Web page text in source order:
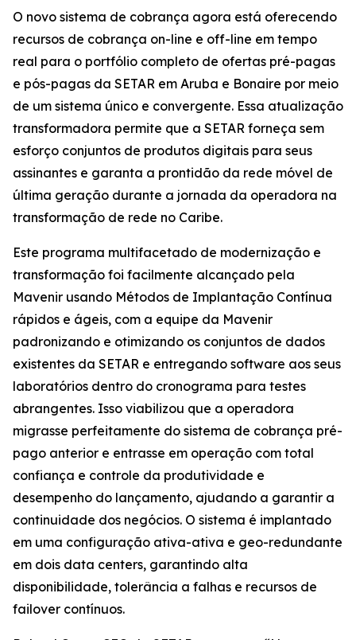
O novo sistema de cobrança agora está oferecendo
recursos de cobrança on-line e off-line em tempo
real para o portfólio completo de ofertas pré-pagas
e pós-pagas da SETAR em Aruba e Bonaire por meio
de um sistema único e convergente. Essa atualização
transformadora permite que a SETAR forneça sem
esforço conjuntos de produtos digitais para seus
assinantes e garanta a prontidão da rede móvel de
última geração durante a jornada da operadora na
transformação de rede no Caribe.
Este programa multifacetado de modernização e
transformação foi facilmente alcançado pela
Mavenir usando Métodos de Implantação Contínua
rápidos e ágeis, com a equipe da Mavenir
padronizando e otimizando os conjuntos de dados
existentes da SETAR e entregando software aos seus
laboratórios dentro do cronograma para testes
abrangentes. Isso viabilizou que a operadora
migrasse perfeitamente do sistema de cobrança pré-
pago anterior e entrasse em operação com total
confiança e controle da produtividade e
desempenho do lançamento, ajudando a garantir a
continuidade dos negócios. O sistema é implantado
em uma configuração ativa-ativa e geo-redundante
em dois data centers, garantindo alta
disponibilidade, tolerância a falhas e recursos de
failover contínuos.